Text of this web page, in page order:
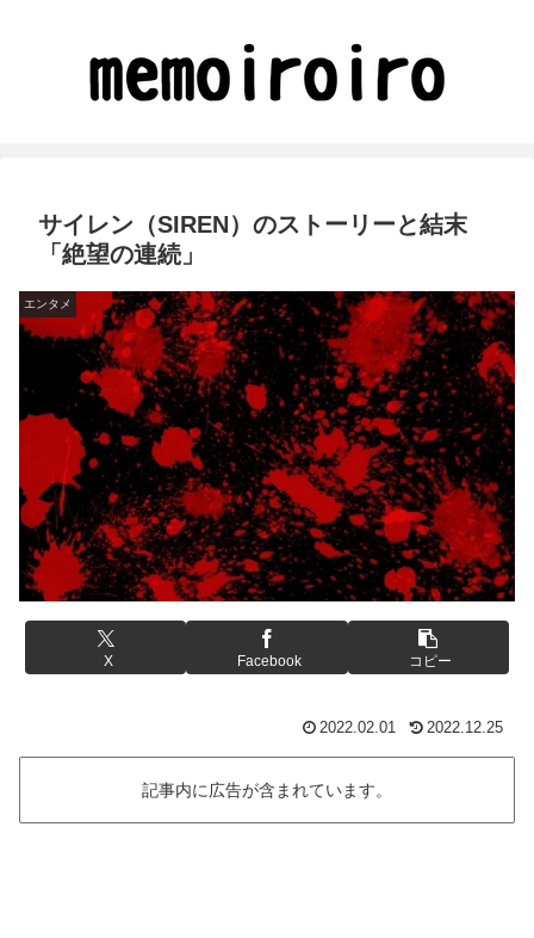
サイレン（SIREN）のストーリーと結末
「絶望の連続」
エンタメ
X Facebook コピー
2022.02.01 2022.12.25
記事内に広告が含まれています。